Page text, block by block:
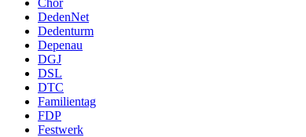
DedenNet
Dedenturm
Depenau
DGJ
DSL
DTC
Familientag
FDP
Festwerk